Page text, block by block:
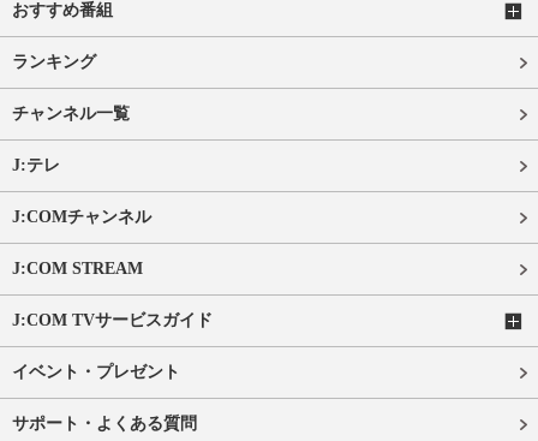
おすすめ番組
ランキング
チャンネル一覧
J:テレ
J:COMチャンネル
J:COM STREAM
J:COM TVサービスガイド
イベント・プレゼント
サポート・よくある質問